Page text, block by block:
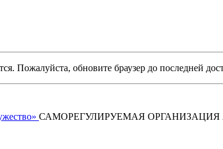
Пожалуйста, обновите браузер до последней
САМОРЕГУЛИРУЕМАЯ ОРГАНИЗАЦИЯ